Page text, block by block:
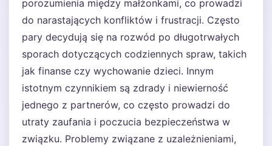
porozumienia między małżonkami, co prowadzi
do narastających konfliktów i frustracji. Często
pary decydują się na rozwód po długotrwałych
sporach dotyczących codziennych spraw, takich
jak finanse czy wychowanie dzieci. Innym
istotnym czynnikiem są zdrady i niewierność
jednego z partnerów, co często prowadzi do
utraty zaufania i poczucia bezpieczeństwa w
związku. Problemy związane z uzależnieniami,